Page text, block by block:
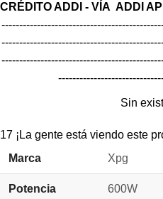
CRÉDITO ADDI - VÍA ADDI
Sin
17 ¡La gente está viendo este
Marca
Xpg
Potencia 600W